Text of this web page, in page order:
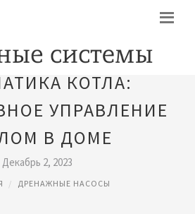
КОТЛА:
УПРАВЛЕНИЕ
В ДОМЕ
Декабрь 2, 2023
ДРЕНАЖНЫЕ НАСОСЫ